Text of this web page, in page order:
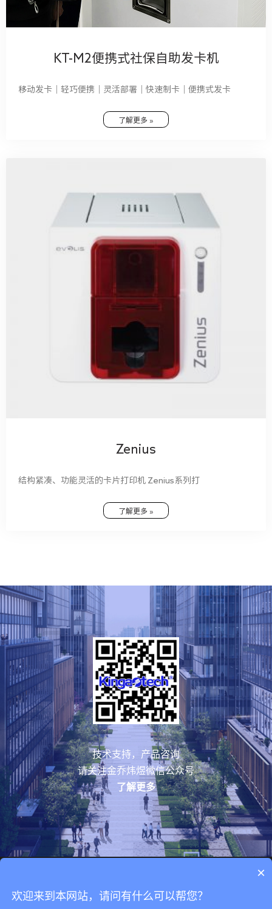
KT-M2便携式社保自助发卡机
移动发卡｜轻巧便携｜灵活部署｜快速制卡｜便携式发卡
了解更多 »
Zenius
结构紧凑、功能灵活的卡片打印机 Zenius系列打
了解更多 »
技术支持，产品咨询
请关注金乔炜煜微信公众号
了解更多
2015-2021Kingaotech,All Rights Reserved.
×
欢迎来到本网站，请问有什么可以帮您？